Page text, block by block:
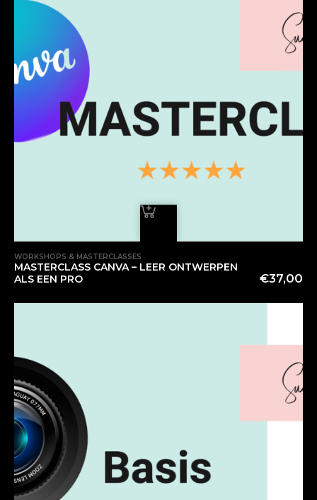
WORKSHOPS & MASTERCLASSES
MASTERCLASS CANVA – LEER ONTWERPEN
ALS EEN PRO
€37,00